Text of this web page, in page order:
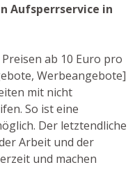
Aufsperrservice in
ab 10 Euro pro
Werbeangebote]
mit nicht
So ist eine
Der letztendliche
Arbeit und der
und machen